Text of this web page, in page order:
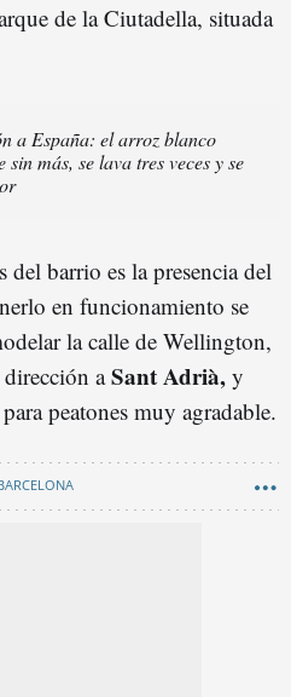
de la Ciutadella, situada
a España: el arroz blanco
sin más, se lava tres veces y se
del barrio es la presencia del
en funcionamiento se
la calle de Wellington,
aSant Adrià, y
peatones muy agradable.